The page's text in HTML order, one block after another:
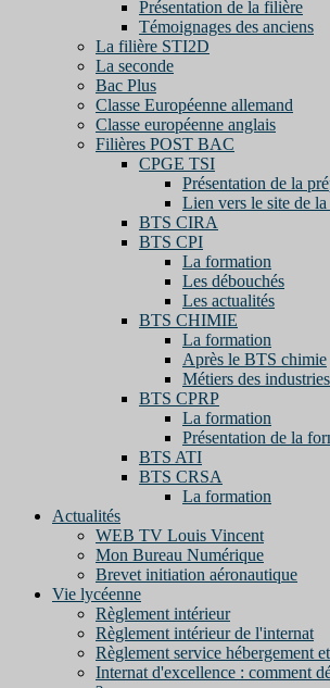
Présentation de la filière
Témoignages des anciens
La filière STI2D
La seconde
Bac Plus
Classe Européenne allemand
Classe européenne anglais
Filières POST BAC
CPGE TSI
Présentation de la
Lien vers le site de
BTS CIRA
BTS CPI
La formation
Les débouchés
Les actualités
BTS CHIMIE
La formation
Après le BTS chimie
Métiers des
BTS CPRP
La formation
Présentation de la
BTS ATI
BTS CRSA
La formation
Actualités
WEB TV Louis Vincent
Mon Bureau Numérique
Brevet initiation aéronautique
Vie lycéenne
Règlement intérieur
Règlement intérieur de l'internat
Règlement service hébergement
Internat d'excellence : comment